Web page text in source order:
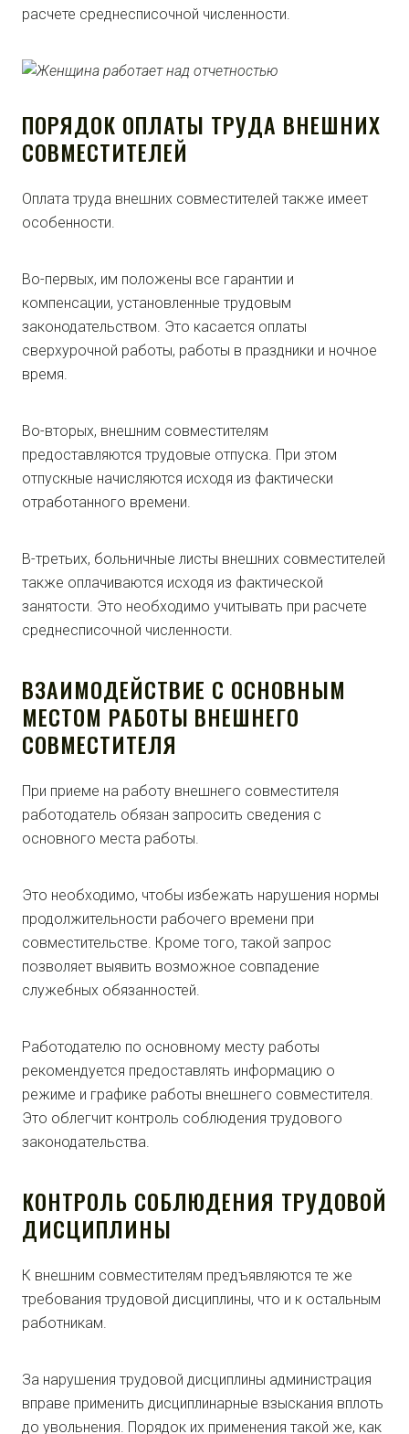
расчете среднесписочной численности.
ПОРЯДОК ОПЛАТЫ ТРУДА ВНЕШНИХ
СОВМЕСТИТЕЛЕЙ
Оплата труда внешних совместителей также имеет
особенности.
Во-первых, им положены все гарантии и
компенсации, установленные трудовым
законодательством. Это касается оплаты
сверхурочной работы, работы в праздники и ночное
время.
Во-вторых, внешним совместителям
предоставляются трудовые отпуска. При этом
отпускные начисляются исходя из фактически
отработанного времени.
В-третьих, больничные листы внешних совместителей
также оплачиваются исходя из фактической
занятости. Это необходимо учитывать при расчете
среднесписочной численности.
ВЗАИМОДЕЙСТВИЕ С ОСНОВНЫМ
МЕСТОМ РАБОТЫ ВНЕШНЕГО
СОВМЕСТИТЕЛЯ
При приеме на работу внешнего совместителя
работодатель обязан запросить сведения с
основного места работы.
Это необходимо, чтобы избежать нарушения нормы
продолжительности рабочего времени при
совместительстве. Кроме того, такой запрос
позволяет выявить возможное совпадение
служебных обязанностей.
Работодателю по основному месту работы
рекомендуется предоставлять информацию о
режиме и графике работы внешнего совместителя.
Это облегчит контроль соблюдения трудового
законодательства.
КОНТРОЛЬ СОБЛЮДЕНИЯ ТРУДОВОЙ
ДИСЦИПЛИНЫ
К внешним совместителям предъявляются те же
требования трудовой дисциплины, что и к остальным
работникам.
За нарушения трудовой дисциплины администрация
вправе применить дисциплинарные взыскания вплоть
до увольнения. Порядок их применения такой же, как